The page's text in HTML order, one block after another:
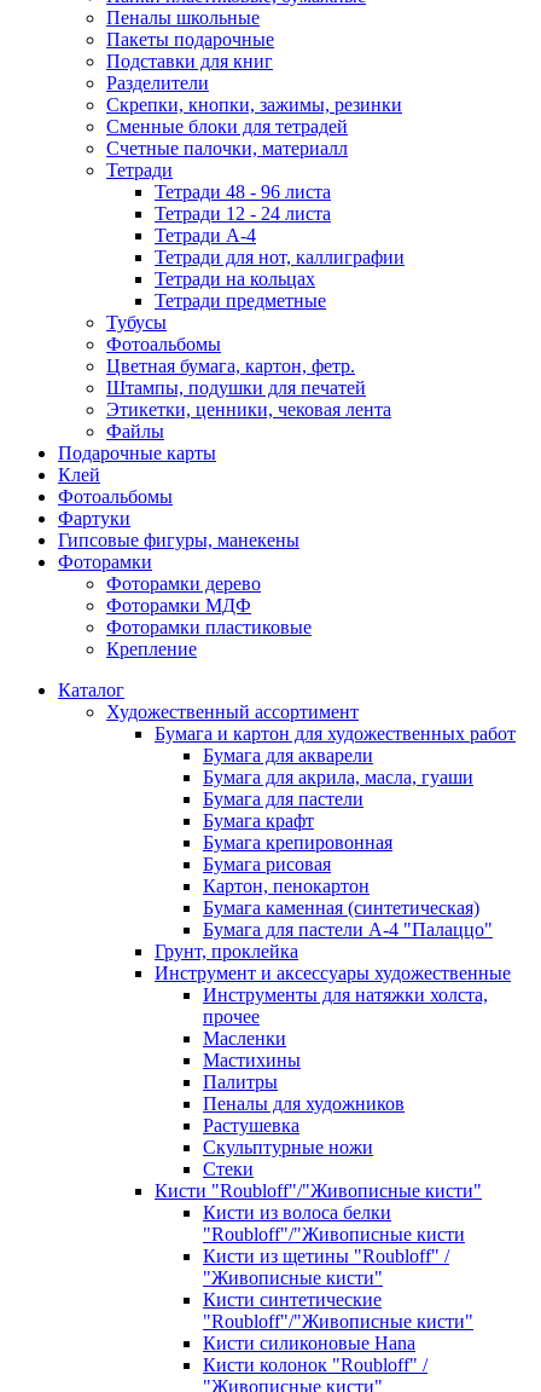
Пеналы школьные
Пакеты подарочные
Подставки для книг
Разделители
Скрепки, кнопки, зажимы, резинки
Сменные блоки для тетрадей
Счетные палочки, материалл
Тетради
Тетради 48 - 96 листа
Тетради 12 - 24 листа
Тетради А-4
Тетради для нот, каллиграфии
Тетради на кольцах
Тетради предметные
Тубусы
Фотоальбомы
Цветная бумага, картон, фетр.
Штампы, подушки для печатей
Этикетки, ценники, чековая лента
Файлы
Подарочные карты
Клей
Фотоальбомы
Фартуки
Гипсовые фигуры, манекены
Фоторамки
Фоторамки дерево
Фоторамки МДФ
Фоторамки пластиковые
Крепление
Каталог
Художественный ассортимент
Бумага и картон для художественных работ
Бумага для акварели
Бумага для акрила, масла, гуаши
Бумага для пастели
Бумага крафт
Бумага крепировонная
Бумага рисовая
Картон, пенокартон
Бумага каменная (синтетическая)
Бумага для пастели А-4 "Палаццо"
Грунт, проклейка
Инструмент и аксессуары художественные
Инструменты для натяжки холста,
прочее
Масленки
Мастихины
Палитры
Пеналы для художников
Растушевка
Скульптурные ножи
Стеки
Кисти "Roubloff"/"Живописные кисти"
Кисти из волоса белки
"Roubloff"/"Живописные кисти
Кисти из щетины "Roubloff" /
"Живописные кисти"
Кисти синтетические
"Roubloff"/"Живописные кисти"
Кисти силиконовые Hana
Кисти колонок "Roubloff" /
"Живописные кисти"